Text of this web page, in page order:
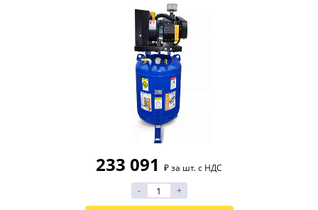
233 091 ₽ за шт. с НДС
-
+